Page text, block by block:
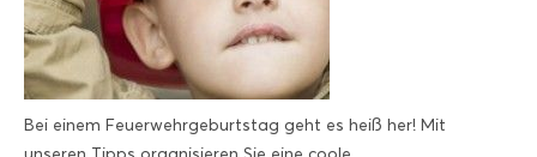
Bei einem Feuerwehrgeburtstag geht es heiß her! Mit